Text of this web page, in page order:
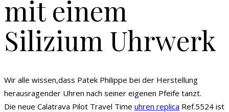
mit einem
Silizium Uhrwerk
Wir alle wissen,dass Patek Philippe bei der Herstellung
herausragender Uhren nach seiner eigenen Pfeife tanzt.
Die neue Calatrava Pilot Travel Time uhren replica Ref.5524 ist